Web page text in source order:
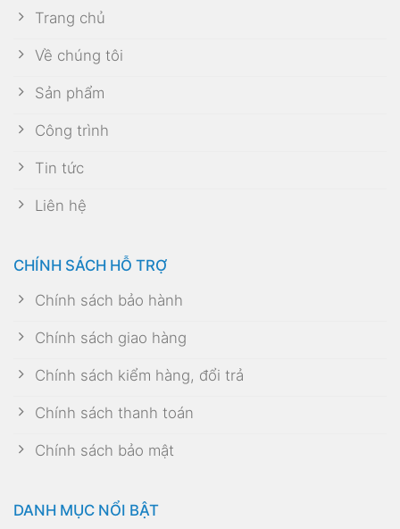
Trang chủ
Về chúng tôi
Sản phẩm
Công trình
Tin tức
Liên hệ
CHÍNH SÁCH HỖ TRỢ
Chính sách bảo hành
Chính sách giao hàng
Chính sách kiểm hàng, đổi trả
Chính sách thanh toán
Chính sách bảo mật
DANH MỤC NỔI BẬT